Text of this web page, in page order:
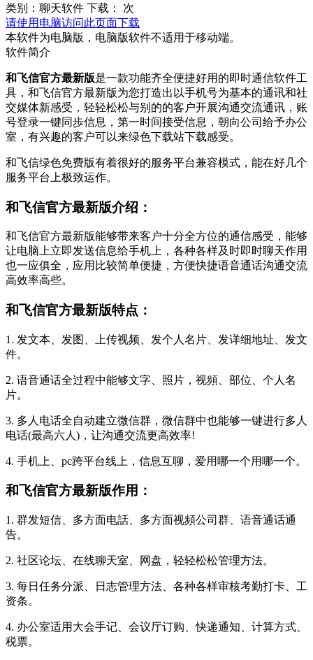
类别：聊天软件 下载：
次
请使用电脑访问此页面下载
本软件为电脑版，电脑版软件不适用于移动端。
软件简介
和飞信官方最新版是一款功能齐全便捷好用的即时通信软件工
具，和飞信官方最新版为您打造出以手机号为基本的通讯和社
交媒体新感受，轻轻松松与别的的客户开展沟通交流通讯，账
号登录一键同歩信息，第一时间接受信息，朝向公司给予办公
室，有兴趣的客户可以来绿色下载站下载感受。
和飞信绿色免费版有着很好的服务平台兼容模式，能在好几个
服务平台上极致运作。
和飞信官方最新版介绍：
和飞信官方最新版能够带来客户十分全方位的通信感受，能够
让电脑上立即发送信息给手机上，各种各样及时即时聊天作用
也一应俱全，应用比较简单便捷，方便快捷语音通话沟通交流
高效率高些。
和飞信官方最新版特点：
1. 发文本、发图、上传视频、发个人名片、发详细地址、发文
件。
2. 语音通话全过程中能够文字、照片，视頻、部位、个人名
片。
3. 多人电话全自动建立微信群，微信群中也能够一键进行多人
电话(最高六人)，让沟通交流更高效率!
4. 手机上、pc跨平台线上，信息互聊，爱用哪一个用哪一个。
和飞信官方最新版作用：
1. 群发短信、多方面电話、多方面视頻公司群、语音通话通
告。
2. 社区论坛、在线聊天室、网盘，轻轻松松管理方法。
3. 每日任务分派、日志管理方法、各种各样审核考勤打卡、工
资条。
4. 办公室适用大会手记、会议厅订购、快递通知、计算方式、
税票。